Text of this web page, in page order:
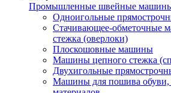
Промышленные швейные
Одноигольные
Стачивающее-обметочные
стежка (оверлоки)
Плоскошовные машины
Машины цепного стежка
Двухигольные
Машины для пошива обуви,